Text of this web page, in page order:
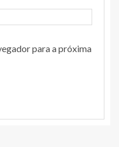
para a próxima